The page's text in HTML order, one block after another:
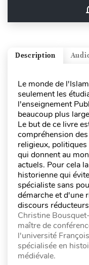
Description
Le monde de
seulement les
l'enseignement
beaucoup plus
Le but de ce livre
compréhension
religieux,
qui donnent au
actuels. Pour cela
historienne qui
spécialiste sans
démarche et d'une
discours
Christine
maître de
l'université
spécialisée en
médiévale.